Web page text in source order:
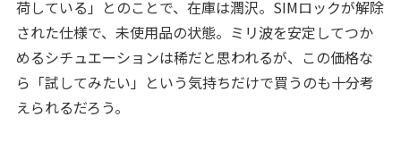
荷している」とのことで、在庫は潤沢。SIMロックが解除
された仕様で、未使用品の状態。ミリ波を安定してつか
めるシチュエーションは稀だと思われるが、この価格な
ら「試してみたい」という気持ちだけで買うのも十分考
えられるだろう。